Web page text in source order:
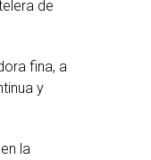
de
fina, a
y
la